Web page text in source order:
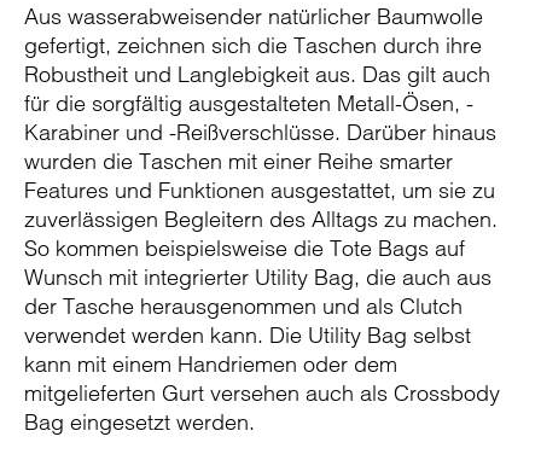
Aus wasserabweisender natürlicher Baumwolle
gefertigt, zeichnen sich die Taschen durch ihre
Robustheit und Langlebigkeit aus. Das gilt auch
für die sorgfältig ausgestalteten Metall-Ösen, -
Karabiner und -Reißverschlüsse. Darüber hinaus
wurden die Taschen mit einer Reihe smarter
Features und Funktionen ausgestattet, um sie zu
zuverlässigen Begleitern des Alltags zu machen.
So kommen beispielsweise die Tote Bags auf
Wunsch mit integrierter Utility Bag, die auch aus
der Tasche herausgenommen und als Clutch
verwendet werden kann. Die Utility Bag selbst
kann mit einem Handriemen oder dem
mitgelieferten Gurt versehen auch als Crossbody
Bag eingesetzt werden.